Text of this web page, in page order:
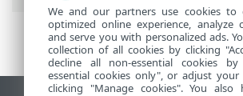
We and our partners use cookies
optimized online experience, analyze
and serve you with personalized ads.
collection of all cookies by clicking
decline all non-essential cookies by
essential cookies only", or adjust
clicking "Manage cookies". You